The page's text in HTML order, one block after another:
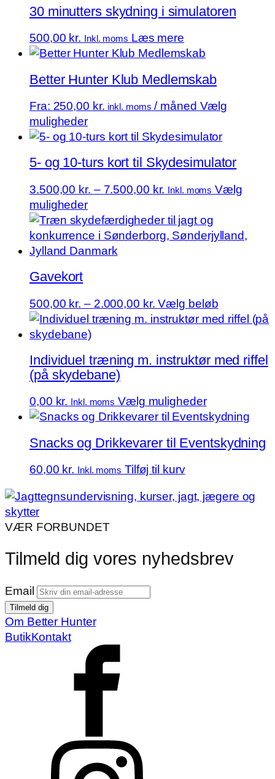
varesiden
30 minutters skydning i simulatoren
500,00 kr. Inkl. moms Læs mere
Better Hunter Klub Medlemskab
Fra: 250,00 kr. inkl. moms / måned Vælg
mulighederDette
vare
flere
Mulighederne
kan
vælges
på
varesiden
5- og 10-turs kort til Skydesimulator
3.500,00 kr. – 7.500,00 kr. Prisinterval:
til
7.500,00 kr.
Inkl. moms Vælg
mulighederDette
vare
har
flere
vælges
på
varesiden
Gavekort
500,00 kr. – 2.000,00 kr. Prisinterval:
500,00 kr.
Vælg beløb
Individuel træning m. instruktør med riffel
(på skydebane)
0,00 kr. Inkl. moms Vælg mulighederDette
vare
flere
kan
Snacks og Drikkevarer til Eventskydning
60,00 kr. Inkl. moms Tilføj til kurv
VÆR FORBUNDET
Tilmeld dig vores nyhedsbrev
Email
Om Better Hunter
ButikKontakt